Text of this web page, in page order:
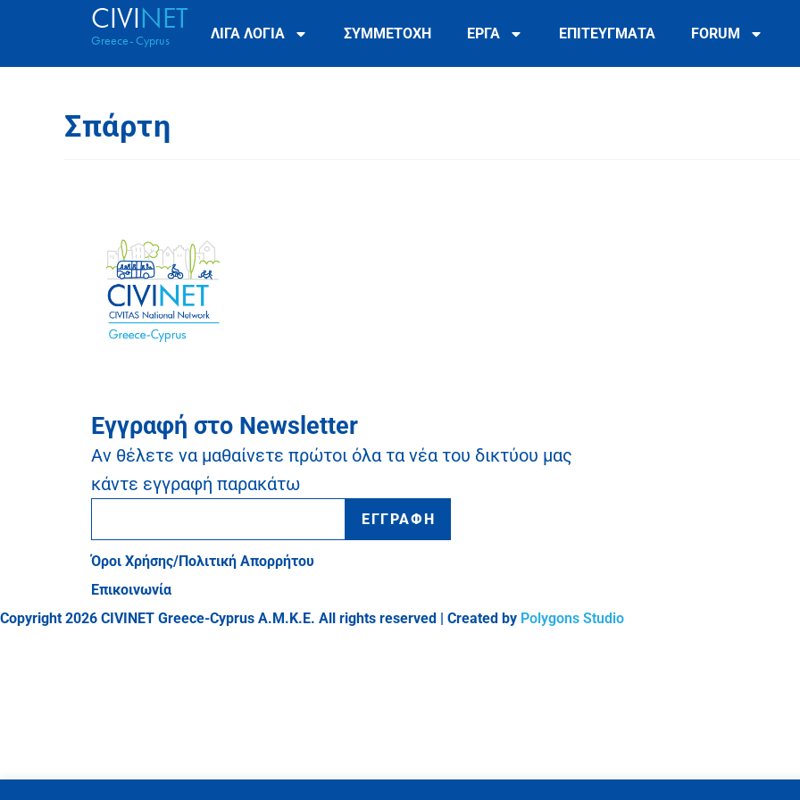
CIVINET
Greece- Cyprus ΛΙΓΑ ΛΟΓΙΑ ΣΥΜΜΕΤΟΧΗ ΕΡΓΑ ΕΠΙΤΕΥΓΜΑΤΑ FORUM
Σπάρτη
Εγγραφή στο Newsletter
Αν θέλετε να μαθαίνετε πρώτοι όλα τα νέα του δικτύου μας
κάντε εγγραφή παρακάτω
ΕΓΓΡΑΦΗ
Όροι Χρήσης/Πολιτική Απορρήτου
Επικοινωνία
Copyright 2026 CIVINET Greece-Cyprus A.M.K.E. All rights reserved | Created by Polygons Studio